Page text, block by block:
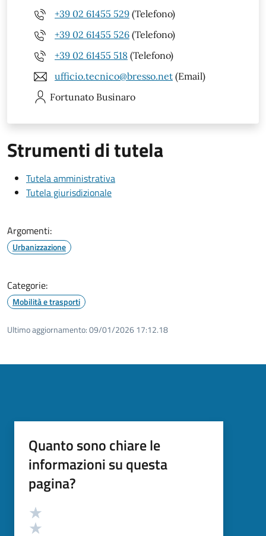
+39 02 61455 529 (Telefono)
+39 02 61455 526 (Telefono)
+39 02 61455 518 (Telefono)
ufficio.tecnico@bresso.net (Email)
Fortunato Businaro
Strumenti di tutela
Tutela amministrativa
Tutela giurisdizionale
Argomenti:
Urbanizzazione
Categorie:
Mobilità e trasporti
Ultimo aggiornamento:09/01/2026 17:12.18
Quanto sono chiare le
informazioni su questa
pagina?
Valutazione